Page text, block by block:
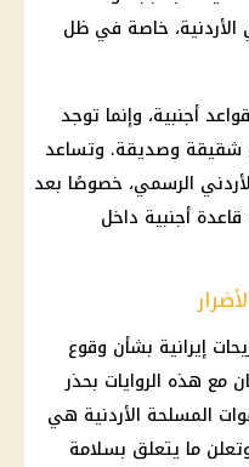
خاصة في ظل
أجنبية، وإنما توجد
شقيقة وصديقة. وتساعد
الرسمي، خصوصًا بعد
أجنبية داخل
إيرانية بشأن وقوع
مع هذه الروايات بحذر
المسلحة الأردنية هي
ما يتعلق بسلامة